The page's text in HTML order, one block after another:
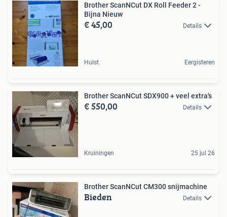
Brother ScanNCut DX Roll Feeder 2 -
Bijna Nieuw
€ 45,00 Details
Hulst Eergisteren
Brother ScanNCut SDX900 + veel extra's
€ 550,00 Details
Kruiningen 25 jul 26
Brother ScanNCut CM300 snijmachine
Bieden Details